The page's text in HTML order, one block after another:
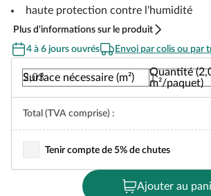
haute protection contre l'humidité
Plus d'informations sur le produit
4 à 6 jours ouvrés
Envoi par colis ou par
Surface nécessaire (m²)
Quantité
m²/paquet)
Total (TVA comprise) :
Tenir compte de 5% de chutes
Ajouter au